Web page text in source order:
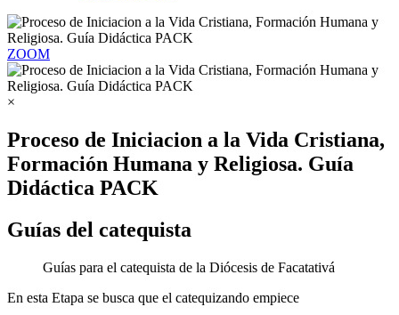
ZOOM
×
Proceso de Iniciacion a la Vida Cristiana,
Formación Humana y Religiosa. Guía
Didáctica PACK
Guías del catequista
Guías para el catequista de la Diócesis de Facatativá
En esta Etapa se busca que el catequizando empiece